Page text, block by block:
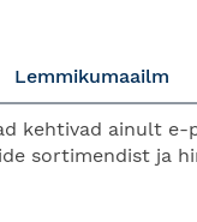
Lemmikumaailm
kehtivad ainult e-
sortimendist ja